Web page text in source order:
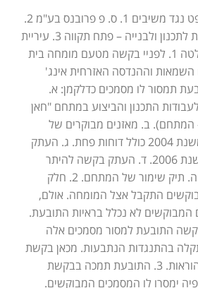
מטעם בית משפט נגד משיבים 1. ס. פ פרובנס בע"מ 2.
הוועדה המקומית לתכנון ולבנייה – פתח תקווה 3. עיריית
פתח תקווה החלטה 1. לפניי בקשה מטעם מומחה בית
וההנדסה האזרחית אינג'
תמסור לו מסמכים כדלקמן: א.
התכנון והביצוע במתחם "חאן
המתחם). ב. מאזנים מבוקרים של
התובעת החל משנת 2004 כולל דוחות פחת. ג. העתק
הסכם חכירה משנת 2006. ד. העתק בקשה להיתר
בקשר למתחם. ה. תיק שימור של המתחם. 2. חלק
התקבל אצל המומחה. אולם,
לא נכלל בראיות התובעת.
התובעת למסור מסמכים אלה
בהתנגדות הנתבעות. מכאן בקשת
המומחה למתן הוראות. 3. התובעת תמכה בבקשת
ימסרו לו המסמכים המבוקשים.